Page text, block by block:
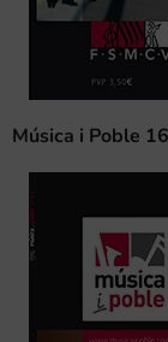
Música i Poble